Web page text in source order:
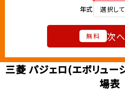
年式
選択し
無料 次へ
三菱 パジェロ(エボリュー
場表